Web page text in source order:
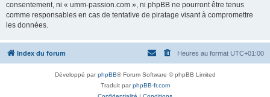
consentement, ni « umm-passion.com », ni phpBB ne pourront être tenus
comme responsables en cas de tentative de piratage visant à compromettre
les données.
Index du forum Heures au format UTC+01:00
Développé parphpBB® Forum Software © phpBB Limited
Traduit parphpBB-fr.com